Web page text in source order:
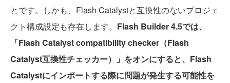
とです。しかも、Flash Catalystと互換性のないプロジェ
クト構成設定も存在します。 Flash Builder 4.5では、
「Flash Catalyst compatibility checker（Flash
Catalyst互換性チェッカー）」をオンにすると、Flash
Catalystにインポートする際に問題が発生する可能性を